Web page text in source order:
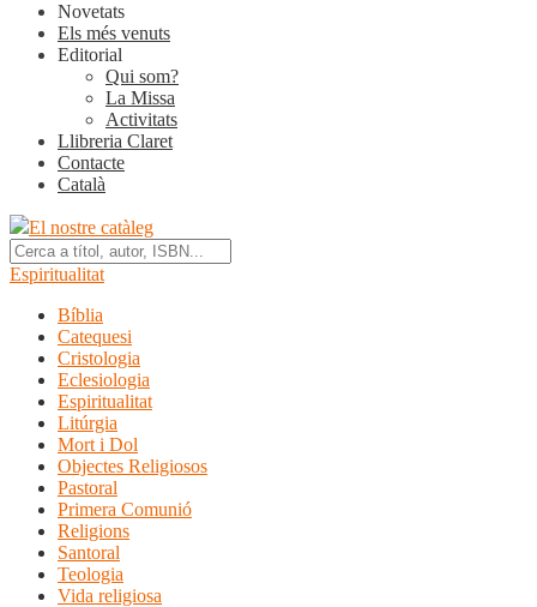
Novetats
Els més venuts
Editorial
Qui som?
La Missa
Activitats
Llibreria Claret
Contacte
Català
El nostre catàleg
Espiritualitat
Bíblia
Catequesi
Cristologia
Eclesiologia
Espiritualitat
Litúrgia
Mort i Dol
Objectes Religiosos
Pastoral
Primera Comunió
Religions
Santoral
Teologia
Vida religiosa